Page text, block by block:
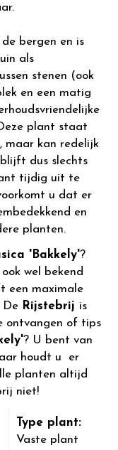
bergen en is
als
stenen (ook
en een matig
plant staat
maar kan redelijk
dus slechts
tijdig uit te
u dat er
en
planten.
'Bakkely'?
ook wel bekend
een maximale
De Rijstebrij is
ontvangen of tips
? U bent van
houdt u er
planten altijd
niet!
Type plant:
Vaste plant